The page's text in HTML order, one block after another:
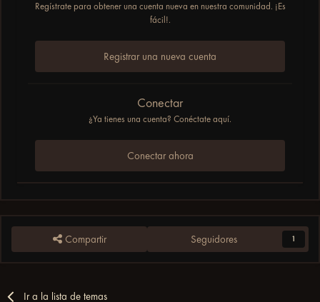
Regístrate para obtener una cuenta nueva en nuestra comunidad. ¡Es
fácil!.
Registrar una nueva cuenta
Conectar
¿Ya tienes una cuenta? Conéctate aquí.
Conectar ahora
Compartir Seguidores 1
Ir a la lista de temas